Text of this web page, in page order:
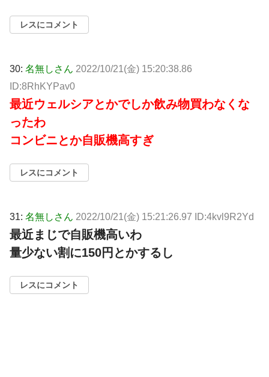
レスにコメント
30: 名無しさん 2022/10/21(金) 15:20:38.86
ID:8RhKYPav0
最近ウェルシアとかでしか飲み物買わなくな
ったわ
コンビニとか自販機高すぎ
レスにコメント
31: 名無しさん 2022/10/21(金) 15:21:26.97 ID:4kvl9R2Yd
最近まじで自販機高いわ
量少ない割に150円とかするし
レスにコメント